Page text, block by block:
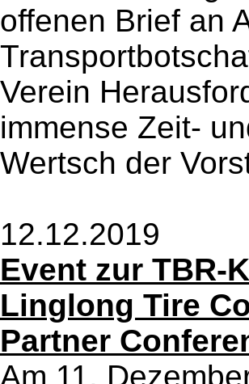
offenen Brief an
Verein
immense Zeit-
Wertsch der
12.12.2019
Event zur TBR-
Linglong Tire
Partner
Am 11.